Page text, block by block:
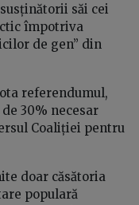
săi cei
împotriva
de gen” din
referendumul,
30% necesar
Coaliției pentru
doar căsătoria
populară